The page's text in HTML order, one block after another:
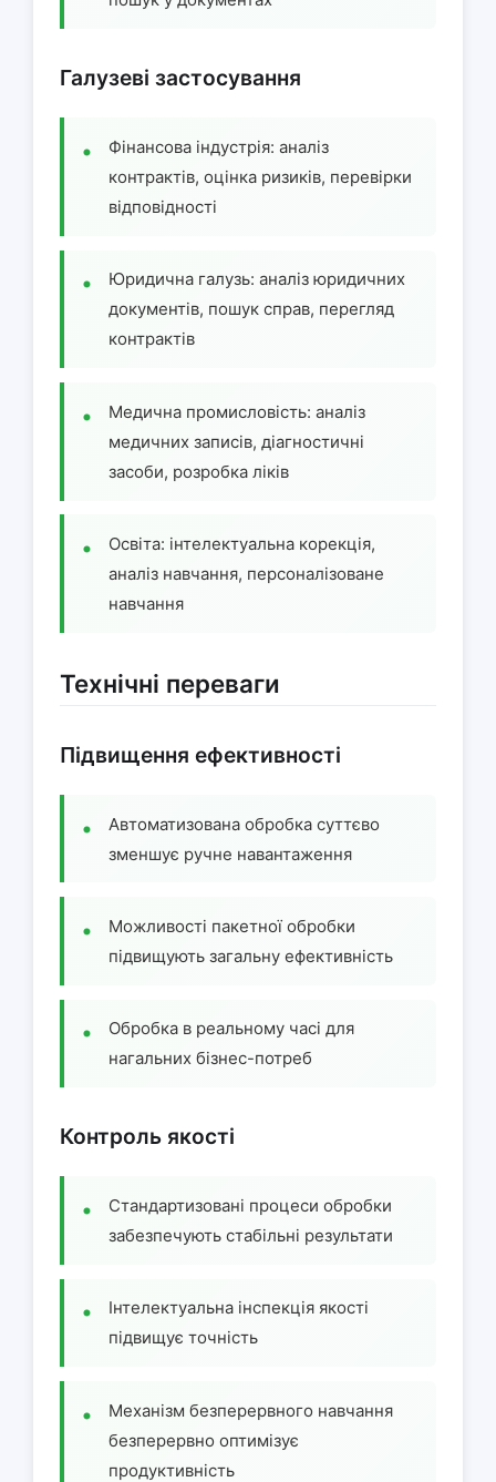
Галузеві застосування
Фінансова індустрія: аналіз
контрактів, оцінка ризиків, перевірки
відповідності
Юридична галузь: аналіз юридичних
документів, пошук справ, перегляд
контрактів
Медична промисловість: аналіз
медичних записів, діагностичні
засоби, розробка ліків
Освіта: інтелектуальна корекція,
аналіз навчання, персоналізоване
навчання
Технічні переваги
Підвищення ефективності
Автоматизована обробка суттєво
зменшує ручне навантаження
Можливості пакетної обробки
підвищують загальну ефективність
Обробка в реальному часі для
нагальних бізнес-потреб
Контроль якості
Стандартизовані процеси обробки
забезпечують стабільні результати
Інтелектуальна інспекція якості
підвищує точність
Механізм безперервного навчання
безперервно оптимізує
продуктивність